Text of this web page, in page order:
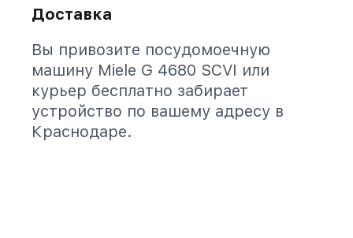
Доставка
Вы привозите посудомоечную
машину Miele G 4680 SCVI или
курьер бесплатно забирает
устройство по вашему адресу в
Краснодаре.